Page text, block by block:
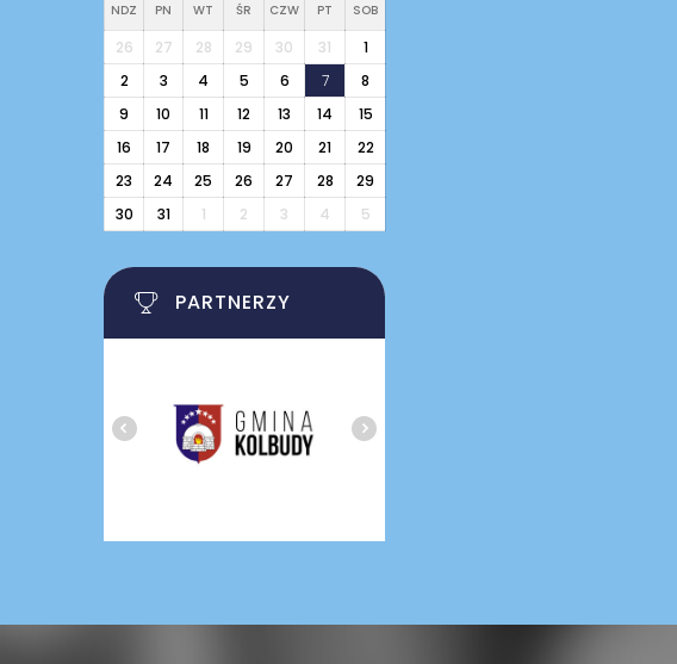
NDZ PN WT ŚR CZW PT SOB
26 27 28 29 30 31
1
2
3 4 5 6 7
8
9
10 11 12 13 14
15
16
17 18 19 20 21
22
23
24 25 26 27 28
29
30
31 1 2 3 4 5
PARTNERZY